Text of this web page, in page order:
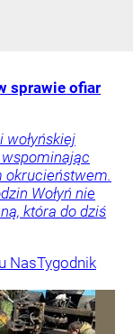
sprawie ofiar
wołyńskiej
okrucieństwem.
Wołyń nie
która do dziś
NasTygodnik